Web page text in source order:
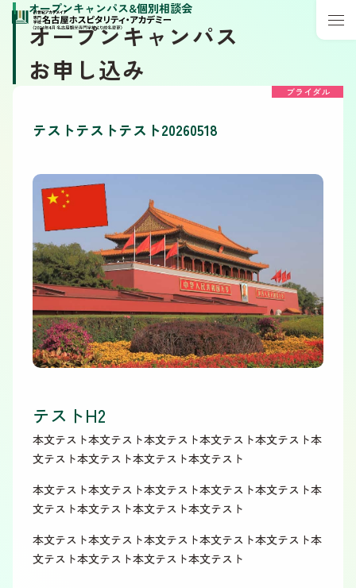
オープンキャンパス&個別相談会
オープンキャンパス
お申し込み
ブライダル
テストテストテスト20260518
テストH2
本文テスト本文テスト本文テスト本文テスト本文テスト本
文テスト本文テスト本文テスト本文テスト
本文テスト本文テスト本文テスト本文テスト本文テスト本
文テスト本文テスト本文テスト本文テスト
本文テスト本文テスト本文テスト本文テスト本文テスト本
文テスト本文テスト本文テスト本文テスト